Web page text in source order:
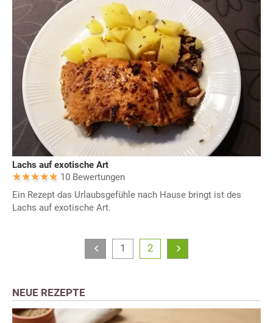
Lachs auf exotische Art
10 Bewertungen
Ein Rezept das Urlaubsgefühle nach Hause bringt ist des
Lachs auf exotische Art.
1 2
NEUE REZEPTE